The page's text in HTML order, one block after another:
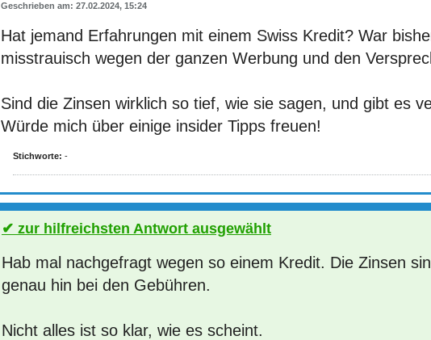
27.02.2024, 15:24
Hat jemand Erfahrungen mit einem Swiss Kredit? War
misstrauisch wegen der ganzen Werbung und den
Sind die Zinsen wirklich so tief, wie sie sagen, und gibt es
Würde mich über einige insider Tipps freuen!
Stichworte: -
zur hilfreichsten Antwort ausgewählt
Hab mal nachgefragt wegen so einem Kredit. Die Zinsen
genau hin bei den Gebühren.
Nicht alles ist so klar, wie es scheint.